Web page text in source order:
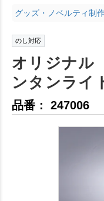
グッズ・ノベルティ制
のし対応
オリジナル
ンタンライ
品番： 247006